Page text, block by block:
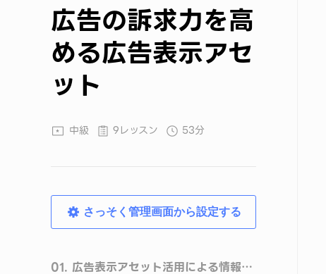
広告の訴求力を高
める広告表示アセ
ット
中級 9レッスン 53分
さっそく管理画面から設定する
01. 広告表示アセット活用による情報の拡充法